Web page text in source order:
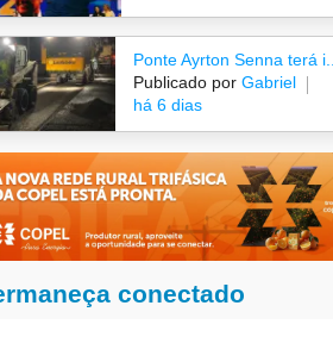
Ponte Ayrton Senna terá i...
Publicado por Gabriel
há 6 dias
conectado